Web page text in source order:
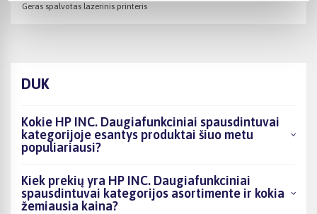
Geras spalvotas lazerinis printeris
DUK
Kokie HP INC. Daugiafunkciniai spausdintuvai
kategorijoje esantys produktai šiuo metu
populiariausi?
Kiek prekių yra HP INC. Daugiafunkciniai
spausdintuvai kategorijos asortimente ir kokia
žemiausia kaina?